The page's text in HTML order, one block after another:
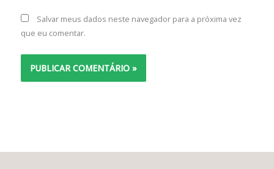
Salvar meus dados neste navegador para a próxima vez
que eu comentar.